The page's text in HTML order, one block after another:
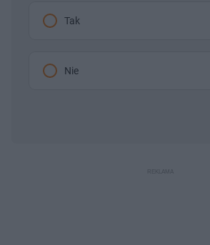
Tak
Nie